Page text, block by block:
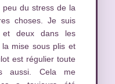
du stress de la
choses. Je suis
et deux dans les
mise sous plis et
est régulier toute
aussi. Cela me